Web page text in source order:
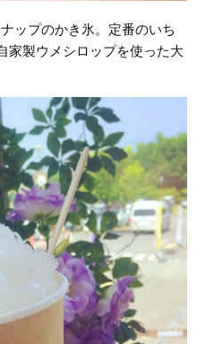
ップのかき氷。定番のいち
家製ウメシロップを使った大